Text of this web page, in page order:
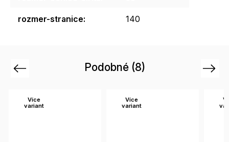
rozmer-stranice: 140
Podobné (8)
Previous
Více
variant
Více
variant
Next